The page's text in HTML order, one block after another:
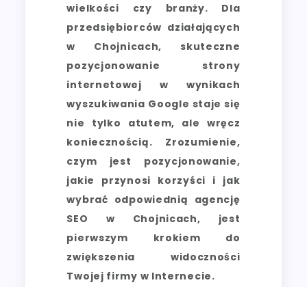
wielkości czy branży. Dla
przedsiębiorców działających
w Chojnicach, skuteczne
pozycjonowanie strony
internetowej w wynikach
wyszukiwania Google staje się
nie tylko atutem, ale wręcz
koniecznością. Zrozumienie,
czym jest pozycjonowanie,
jakie przynosi korzyści i jak
wybrać odpowiednią agencję
SEO w Chojnicach, jest
pierwszym krokiem do
zwiększenia widoczności
Twojej firmy w Internecie.